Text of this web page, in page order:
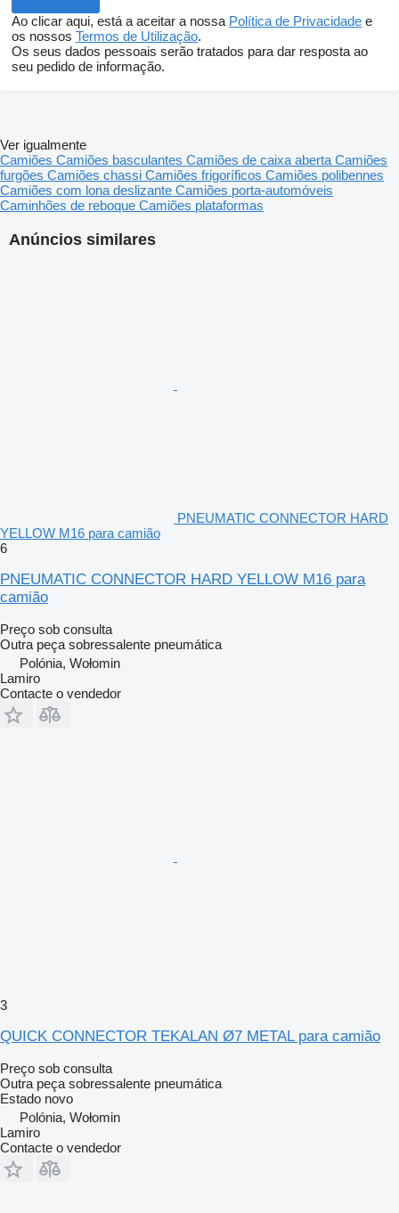
Ao clicar aqui, está a aceitar a nossa Política de Privacidade e
os nossos Termos de Utilização.
Os seus dados pessoais serão tratados para dar resposta ao
seu pedido de informação.
Anúncios similares
PNEUMATIC CONNECTOR HARD
YELLOW M16 para camião
6
PNEUMATIC CONNECTOR HARD YELLOW M16 para
camião
Preço sob consulta
Outra peça sobressalente pneumática
Polónia, Wołomin
Lamiro
Contacte o vendedor
3
QUICK CONNECTOR TEKALAN Ø7 METAL para camião
Preço sob consulta
Outra peça sobressalente pneumática
Estado novo
Polónia, Wołomin
Lamiro
Contacte o vendedor
Ver igualmente
Camiões Camiões basculantes Camiões de caixa aberta Camiões
furgões Camiões chassi Camiões frigoríficos Camiões polibennes
Camiões com lona deslizante Camiões porta-automóveis
Caminhões de reboque Camiões plataformas